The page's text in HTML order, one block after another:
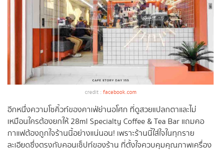
credit : facebook.com
อีกหนึ่งความโซคิ้วท์ของคาเฟ่ย่านอโศก ที่ดูสวยแปลกตาและไม่
เหมือนใครต้องยกให้ 28ml Specialty Coffee & Tea Bar แถมคอ
กาแฟต้องถูกใจร้านนี้อย่างแน่นอน! เพราะร้านนี้ใส่ใจในทุกราย
ละเอียดซึ่งตรงกับคอนเซ็ปท์ของร้าน ที่ตั้งใจควบคุมคุณภาพเครื่อง